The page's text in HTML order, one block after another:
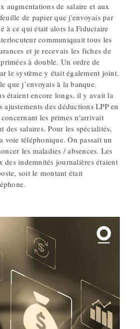
augmentations de salaire et aux
de papier que j'envoyais par
à ce qui était alors la Fiduciaire
communiquait tous les
et je recevais les fiches de
à double. Un ordre de
le système y était également joint.
que j’envoyais à la banque.
étaient encore longs, il y avait la
ajustements des déductions LPP en
les primes n'arrivait
des salaires. Pour les spécialités,
voie téléphonique. On passait un
les maladies / absences. Les
des indemnités journalières étaient
soit le montant était